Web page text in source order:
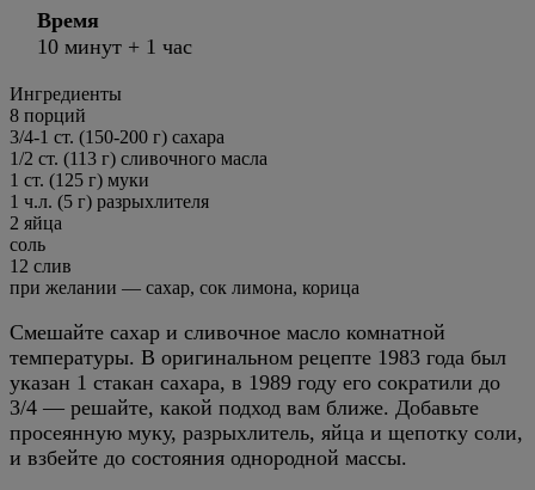
Время
10 минут + 1 час
Ингредиенты
8 порций
3/4-1 ст. (150-200 г) сахара
1/2 ст. (113 г) сливочного масла
1 ст. (125 г) муки
1 ч.л. (5 г) разрыхлителя
2 яйца
соль
12 слив
при желании — сахар, сок лимона, корица
Смешайте сахар и сливочное масло комнатной
температуры. В оригинальном рецепте 1983 года был
указан 1 стакан сахара, в 1989 году его сократили до
3/4 — решайте, какой подход вам ближе. Добавьте
просеянную муку, разрыхлитель, яйца и щепотку соли,
и взбейте до состояния однородной массы.